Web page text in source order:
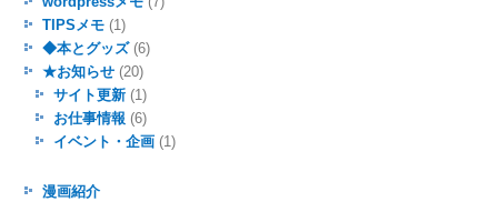
TIPSメモ(1)
◆本とグッズ(6)
★お知らせ(20)
サイト更新(1)
お仕事情報 (6)
イベント・企画(1)
漫画紹介